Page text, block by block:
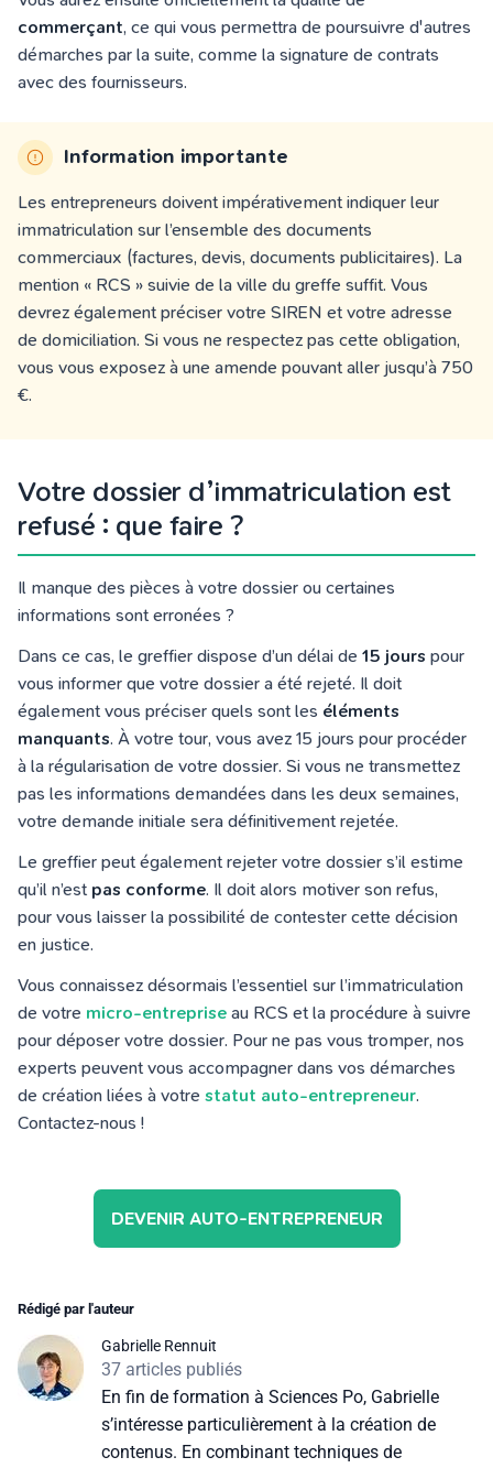
commerçant, ce qui vous permettra de poursuivre d'autres
démarches par la suite, comme la signature de contrats
avec des fournisseurs.
Information importante
Les entrepreneurs doivent impérativement indiquer leur
immatriculation sur l’ensemble des documents
commerciaux (factures, devis, documents publicitaires). La
mention « RCS » suivie de la ville du greffe suffit. Vous
devrez également préciser votre SIREN et votre adresse
de domiciliation. Si vous ne respectez pas cette obligation,
vous vous exposez à une amende pouvant aller jusqu’à 750
€.
Votre dossier d’immatriculation est
refusé : que faire ?
Il manque des pièces à votre dossier ou certaines
informations sont erronées ?
Dans ce cas, le greffier dispose d’un délai de 15 jours pour
vous informer que votre dossier a été rejeté. Il doit
également vous préciser quels sont les éléments
manquants. À votre tour, vous avez 15 jours pour procéder
à la régularisation de votre dossier. Si vous ne transmettez
pas les informations demandées dans les deux semaines,
votre demande initiale sera définitivement rejetée.
Le greffier peut également rejeter votre dossier s’il estime
qu’il n’est pas conforme. Il doit alors motiver son refus,
pour vous laisser la possibilité de contester cette décision
en justice.
Vous connaissez désormais l’essentiel sur l’immatriculation
de votre micro-entreprise au RCS et la procédure à suivre
pour déposer votre dossier. Pour ne pas vous tromper, nos
experts peuvent vous accompagner dans vos démarches
de création liées à votre statut auto-entrepreneur.
Contactez-nous !
DEVENIR AUTO-ENTREPRENEUR
Rédigé par l'auteur
Gabrielle Rennuit
37 articles publiés
En fin de formation à Sciences Po, Gabrielle
s’intéresse particulièrement à la création de
contenus. En combinant techniques de